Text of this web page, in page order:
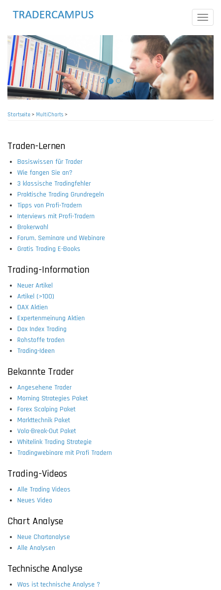
Toggle
Startseite> MultiCharts >
Traden-Lernen
Basiswissen für Trader
Wie fangen Sie an?
3 klassische Tradingfehler
Praktische Trading Grundregeln
Tipps von Profi-Tradern
Interviews mit Profi-Tradern
Brokerwahl
Forum, Seminare und Webinare
Gratis Trading E-Books
Trading-Information
Neuer Artikel
Artikel (>100)
DAX Aktien
Expertenmeinung Aktien
Dax Index Trading
Rohstoffe traden
Trading-Ideen
Bekannte Trader
Angesehene Trader
Morning Strategies Paket
Forex Scalping Paket
Markttechnik Paket
Vola-Break-Out Paket
Whitelink Trading Strategie
Tradingwebinare mit Profi Tradern
Trading-Videos
Alle Trading Videos
Neues Video
Chart Analyse
Neue Chartanalyse
Alle Analysen
Technische Analyse
Was ist technische Analyse ?